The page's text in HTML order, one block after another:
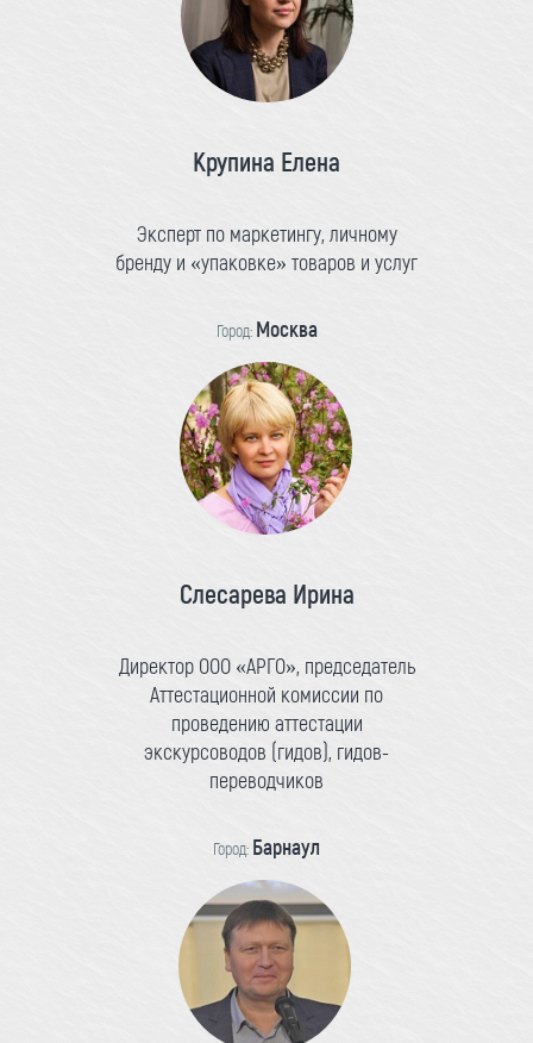
Крупина Елена
Эксперт по маркетингу, личному
бренду и «упаковке» товаров и услуг
Город: Москва
Слесарева Ирина
Директор ООО «АРГО», председатель
Аттестационной комиссии по
проведению аттестации
экскурсоводов (гидов), гидов-
переводчиков
Город: Барнаул